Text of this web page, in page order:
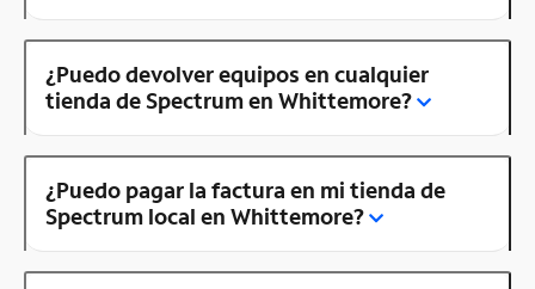
¿Puedo devolver equipos en cualquier
tienda de Spectrum en Whittemore?
¿Puedo pagar la factura en mi tienda de
Spectrum local en Whittemore?